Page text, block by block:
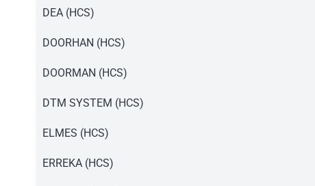
Instrukcja pilot T4.pdf
DEA (HCS)
Instrukcja pilot T4.pdf
DOORHAN (HCS)
Instrukcja pilot T4.pdf
DOORMAN (HCS)
Instrukcja pilot T4.pdf
DTM SYSTEM (HCS)
Instrukcja pilot T4.pdf
ELMES (HCS)
Instrukcja pilot T4.pdf
ERREKA (HCS)